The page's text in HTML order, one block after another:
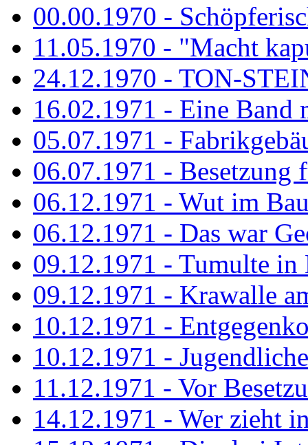
00.00.1970 -
11.05.1970 - "Macht
24.12.1970 - TON-
16.02.1971 - Eine Band
05.07.1971 -
06.07.1971 - Besetzung
06.12.1971 - Wut im
06.12.1971 - Das war
09.12.1971 - Tumulte in
09.12.1971 - Krawalle
10.12.1971 -
10.12.1971 -
11.12.1971 - Vor
14.12.1971 - Wer zieht